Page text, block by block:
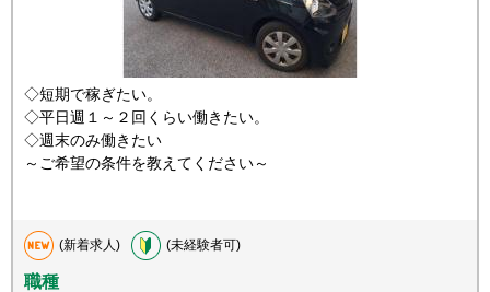
◇短期で稼ぎたい。
◇平日週１～２回くらい働きたい。
◇週末のみ働きたい
～ご希望の条件を教えてください～
(新着求人) (未経験者可)
職種